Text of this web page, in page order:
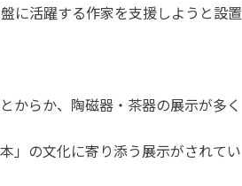
に活躍する作家を支援しようと設置
からか、陶磁器・茶器の展示が多く
」の文化に寄り添う展示がされてい